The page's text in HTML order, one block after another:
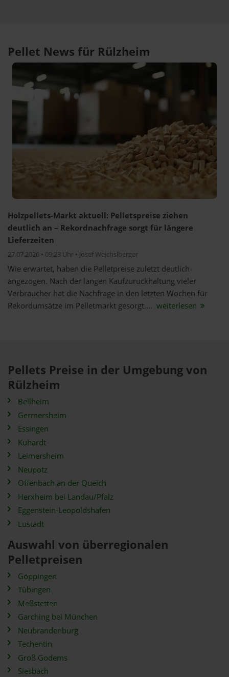
Pellet News für Rülzheim
Holzpellets-Markt aktuell: Pelletspreise ziehen
deutlich an – Rekordnachfrage sorgt für längere
Lieferzeiten
27.07.2026 • 09:23 Uhr • Josef Weichslberger
Wie erwartet, haben die Pelletpreise zuletzt deutlich
angezogen. Nach der langen Kaufzurückhaltung vieler
Verbraucher hat die Nachfrage in den letzten Wochen für
Rekordumsätze im Pelletmarkt gesorgt.... weiterlesen
Pellets Preise in der Umgebung von
Rülzheim
Bellheim
Germersheim
Essingen
Kuhardt
Leimersheim
Neupotz
Offenbach an der Queich
Herxheim bei Landau/Pfalz
Eggenstein-Leopoldshafen
Lustadt
Auswahl von überregionalen
Pelletpreisen
Göppingen
Tübingen
Meßstetten
Garching bei München
Neubrandenburg
Techentin
Groß Godems
Siesbach